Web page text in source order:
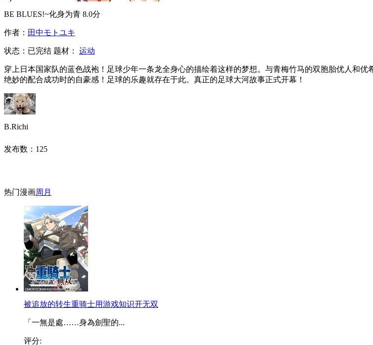
BE BLUES!~化身为青 8.0分
作者： 田中モトユキ
状态： 已完结 题材： 运动
穿上日本国家队的蓝色战袍！足球少年一条龙全身心的描绘着这样的梦想。与青梅竹马的双胞胎优人和
绝妙的配合成功时的自豪感！足球的乐趣就存在于此。真正的足球大河故事正式开幕！
B.Richi
发布数： 125
热门漫画周 月
被追放的转生重骑士用游戏知识开无双
「一無是處……身為劍聖的...
评分: